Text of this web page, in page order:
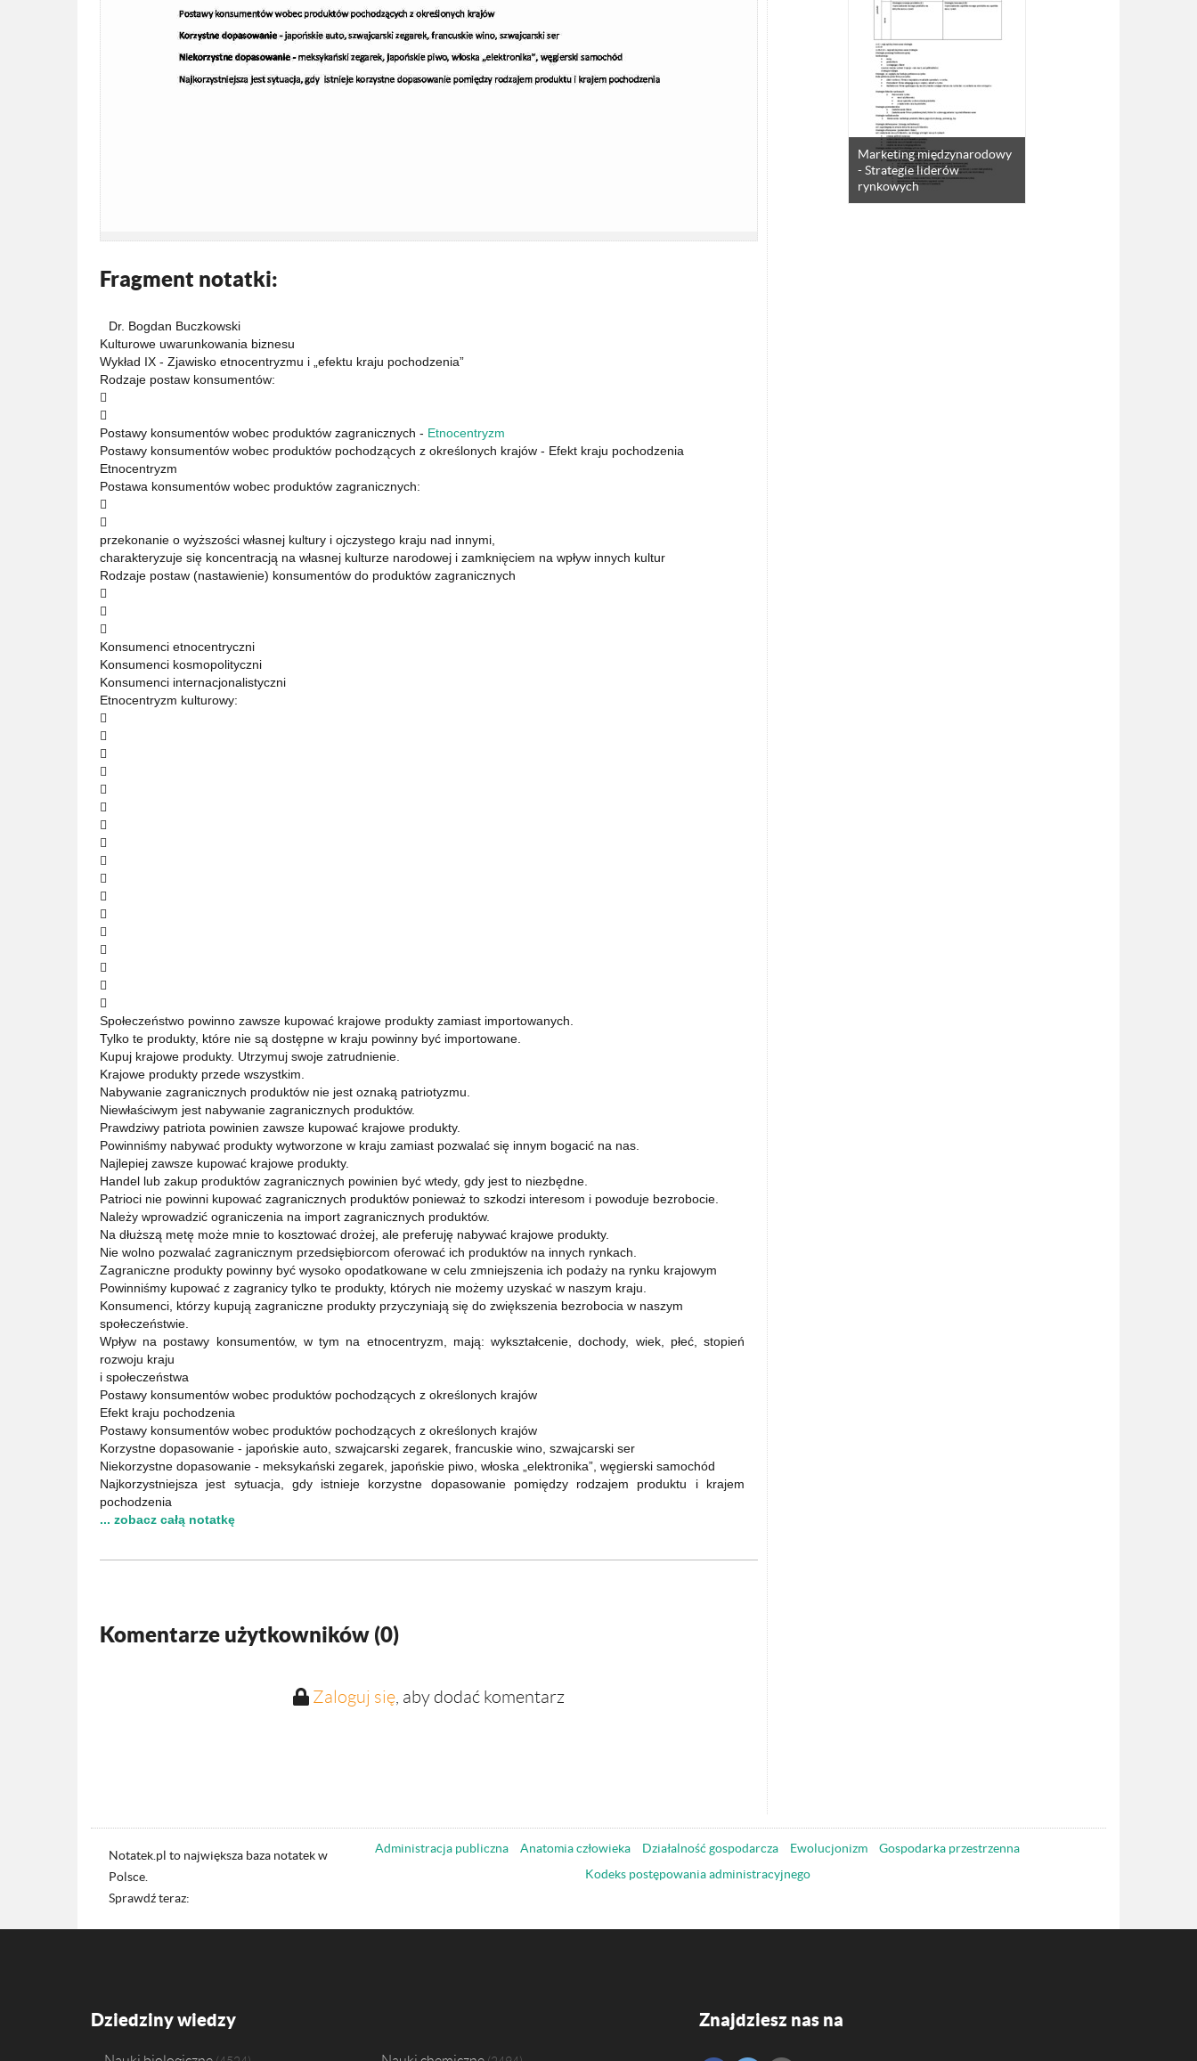
Fragment notatki:
Dr. Bogdan Buczkowski
Kulturowe uwarunkowania biznesu
Wykład IX - Zjawisko etnocentryzmu i „efektu kraju pochodzenia”
Rodzaje postaw konsumentów:


Postawy konsumentów wobec produktów zagranicznych - Etnocentryzm
Postawy konsumentów wobec produktów pochodzących z określonych krajów - Efekt kraju pochodzenia
Etnocentryzm
Postawa konsumentów wobec produktów zagranicznych:


przekonanie o wyższości własnej kultury i ojczystego kraju nad innymi,
charakteryzuje się koncentracją na własnej kulturze narodowej i zamknięciem na wpływ innych kultur
Rodzaje postaw (nastawienie) konsumentów do produktów zagranicznych



Konsumenci etnocentryczni
Konsumenci kosmopolityczni
Konsumenci internacjonalistyczni
Etnocentryzm kulturowy:

















Społeczeństwo powinno zawsze kupować krajowe produkty zamiast importowanych.
Tylko te produkty, które nie są dostępne w kraju powinny być importowane.
Kupuj krajowe produkty. Utrzymuj swoje zatrudnienie.
Krajowe produkty przede wszystkim.
Nabywanie zagranicznych produktów nie jest oznaką patriotyzmu.
Niewłaściwym jest nabywanie zagranicznych produktów.
Prawdziwy patriota powinien zawsze kupować krajowe produkty.
Powinniśmy nabywać produkty wytworzone w kraju zamiast pozwalać się innym bogacić na nas.
Najlepiej zawsze kupować krajowe produkty.
Handel lub zakup produktów zagranicznych powinien być wtedy, gdy jest to niezbędne.
Patrioci nie powinni kupować zagranicznych produktów ponieważ to szkodzi interesom i powoduje bezrobocie.
Należy wprowadzić ograniczenia na import zagranicznych produktów.
Na dłuższą metę może mnie to kosztować drożej, ale preferuję nabywać krajowe produkty.
Nie wolno pozwalać zagranicznym przedsiębiorcom oferować ich produktów na innych rynkach.
Zagraniczne produkty powinny być wysoko opodatkowane w celu zmniejszenia ich podaży na rynku krajowym
Powinniśmy kupować z zagranicy tylko te produkty, których nie możemy uzyskać w naszym kraju.
Konsumenci, którzy kupują zagraniczne produkty przyczyniają się do zwiększenia bezrobocia w naszym
społeczeństwie.
Wpływ na postawy konsumentów, w tym na etnocentryzm, mają: wykształcenie, dochody, wiek, płeć, stopień
rozwoju kraju
i społeczeństwa
Postawy konsumentów wobec produktów pochodzących z określonych krajów
Efekt kraju pochodzenia
Postawy konsumentów wobec produktów pochodzących z określonych krajów
Korzystne dopasowanie - japońskie auto, szwajcarski zegarek, francuskie wino, szwajcarski ser
Niekorzystne dopasowanie - meksykański zegarek, japońskie piwo, włoska „elektronika”, węgierski samochód
Najkorzystniejsza jest sytuacja, gdy istnieje korzystne dopasowanie pomiędzy rodzajem produktu i krajem
pochodzenia
... zobacz całą notatkę
Komentarze użytkowników (0)
Zaloguj się, aby dodać komentarz
Marketing międzynarodowy
- Strategie liderów
rynkowych
Notatek.pl to największa baza notatek w
Polsce.
Sprawdź teraz:
Administracja publiczna Anatomia człowieka Działalność gospodarcza Ewolucjonizm
Gospodarka przestrzenna
Kodeks postępowania administracyjnego
Dziedziny wiedzy Znajdziesz nas na